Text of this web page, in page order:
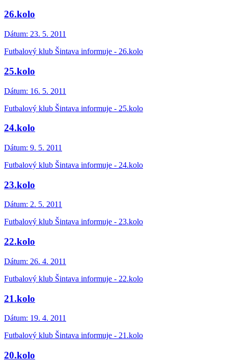
26.kolo
Dátum: 23. 5. 2011
Futbalový klub Šintava informuje - 26.kolo
25.kolo
Dátum: 16. 5. 2011
Futbalový klub Šintava informuje - 25.kolo
24.kolo
Dátum: 9. 5. 2011
Futbalový klub Šintava informuje - 24.kolo
23.kolo
Dátum: 2. 5. 2011
Futbalový klub Šintava informuje - 23.kolo
22.kolo
Dátum: 26. 4. 2011
Futbalový klub Šintava informuje - 22.kolo
21.kolo
Dátum: 19. 4. 2011
Futbalový klub Šintava informuje - 21.kolo
20.kolo